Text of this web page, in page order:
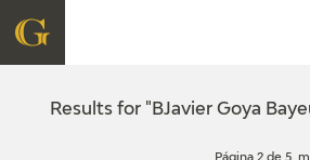
FOUNDATION
Results for "BJavier Goya
Página 2 de 5,